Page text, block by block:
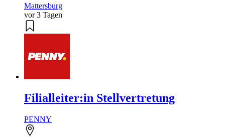
Mattersburg
vor 3 Tagen
Filialleiter:in Stellvertretung
PENNY